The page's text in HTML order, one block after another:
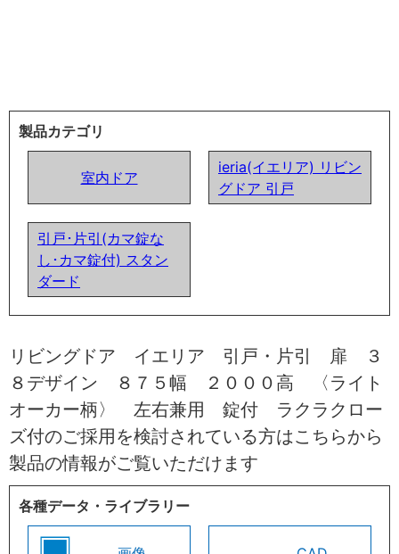
製品カテゴリ
室内ドア
ieria(イエリア) リビン
グドア 引戸
引戸･片引(カマ錠な
し･カマ錠付) スタン
ダード
リビングドア イエリア 引戸・片引 扉 ３
８デザイン ８７５幅 ２０００高 〈ライト
オーカー柄〉 左右兼用 錠付 ラクラクロー
ズ付のご採用を検討されている方はこちらから
製品の情報がご覧いただけます
各種データ・ライブラリー